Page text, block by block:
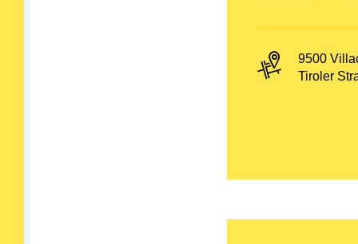
PLZ und
9500
Adresse:
Tiroler